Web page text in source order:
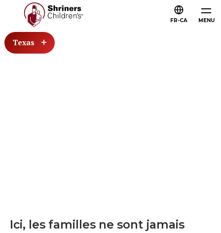
MENU
FR-CA
Texas
Ici, les familles ne sont jamais